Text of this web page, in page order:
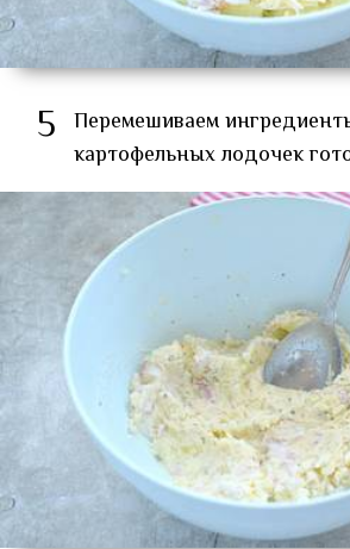
5 Перемешиваем
картофельных лодочек